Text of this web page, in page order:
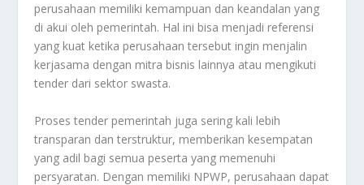
perusahaan memiliki kemampuan dan keandalan yang
di akui oleh pemerintah. Hal ini bisa menjadi referensi
yang kuat ketika perusahaan tersebut ingin menjalin
kerjasama dengan mitra bisnis lainnya atau mengikuti
tender dari sektor swasta.
Proses tender pemerintah juga sering kali lebih
transparan dan terstruktur, memberikan kesempatan
yang adil bagi semua peserta yang memenuhi
persyaratan. Dengan memiliki NPWP, perusahaan dapat